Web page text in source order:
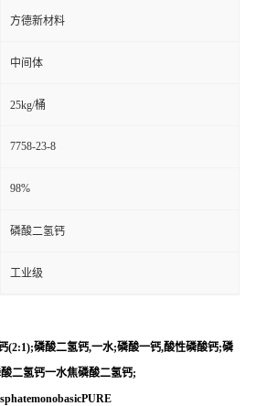
方德新材料
中间体
25kg/桶
7758-23-8
98%
磷酸二氢钙
工业级
(2:1);磷酸二氢钙,一水;磷酸一钙,酸性磷酸钙;磷
二氢钙一水焦磷酸二氢钙;